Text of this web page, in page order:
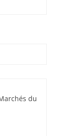
du